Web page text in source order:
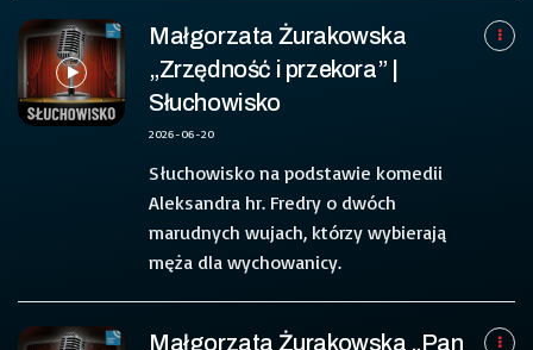
Małgorzata Żurakowska
„Zrzędność i przekora” |
Słuchowisko
2026-06-20
Słuchowisko na podstawie komedii
Aleksandra hr. Fredry o dwóch
marudnych wujach, którzy wybierają
męża dla wychowanicy.
Małgorzata Żurakowska „Pan